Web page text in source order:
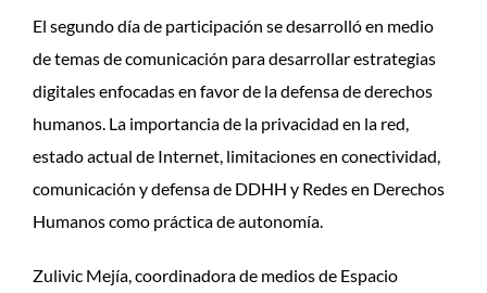
El segundo día de participación se desarrolló en medio
de temas de comunicación para desarrollar estrategias
digitales enfocadas en favor de la defensa de derechos
humanos. La importancia de la privacidad en la red,
estado actual de Internet, limitaciones en conectividad,
comunicación y defensa de DDHH y Redes en Derechos
Humanos como práctica de autonomía.
Zulivic Mejía, coordinadora de medios de Espacio